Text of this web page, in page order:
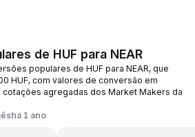
de HUF para NEAR
populares de HUF para NEAR, que
HUF, com valores de conversão em
agregadas dos Market Makers da
há 1 ano